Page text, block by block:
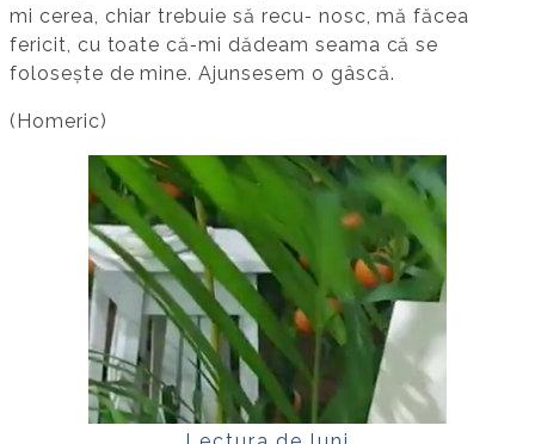
mi cerea, chiar trebuie să recu‐ nosc, mă făcea
fericit, cu toate că‐mi dădeam seama că se
folosește de mine. Ajunsesem o gâscă.
(Homeric)